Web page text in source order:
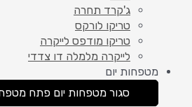
ג'קרד תחרה
טריקו לורקס
טריקו מודפס לייקרה
לייקרה מלמלה דו צדדי
מטפחות יום
סגור מטפחות יום פתח מטפחות יום